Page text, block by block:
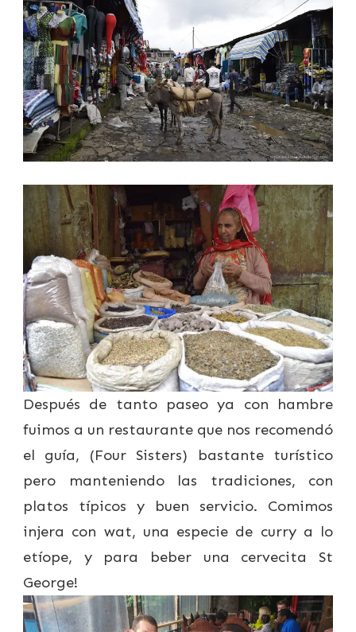
Después de tanto paseo ya con hambre
fuimos a un restaurante que nos recomendó
el guía, (Four Sisters) bastante turístico
pero manteniendo las tradiciones, con
platos típicos y buen servicio. Comimos
injera con wat, una especie de curry a lo
etíope, y para beber una cervecita St
George!